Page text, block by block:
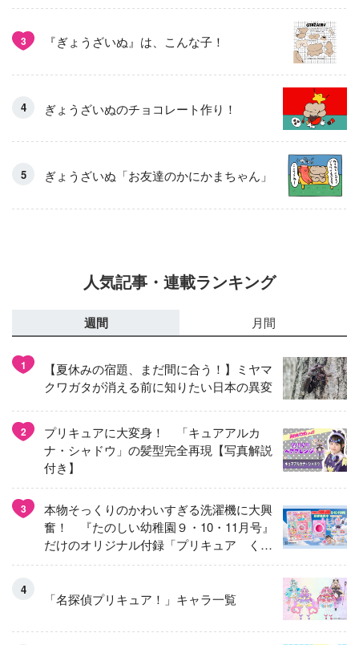
3 『ぎょうざいぬ』は、こんな子！
ぎょうざいぬのチョコレート作り！
ぎょうざいぬ「お友達のかにかまちゃん」
人気記事・連載ランキング
週間 月間
1
【夏休みの宿題、まだ間に合う！】ミヤマ
クワガタが消える前に知りたい日本の異変
2
プリキュアに大変身！ 「キュアアルカ
ナ・シャドウ」の髪型完全再現【写真解説
付き】
3
本物そっくりのかわいすぎる洗濯機に大興
奮！ 『たのしい幼稚園９・10・11月号』
だけのオリジナル付録「プリキュア くる
くるせんたくき」
「名探偵プリキュア！」キャラ一覧